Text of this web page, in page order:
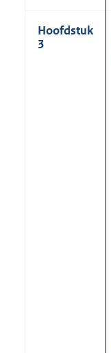
Hoofdstuk
3